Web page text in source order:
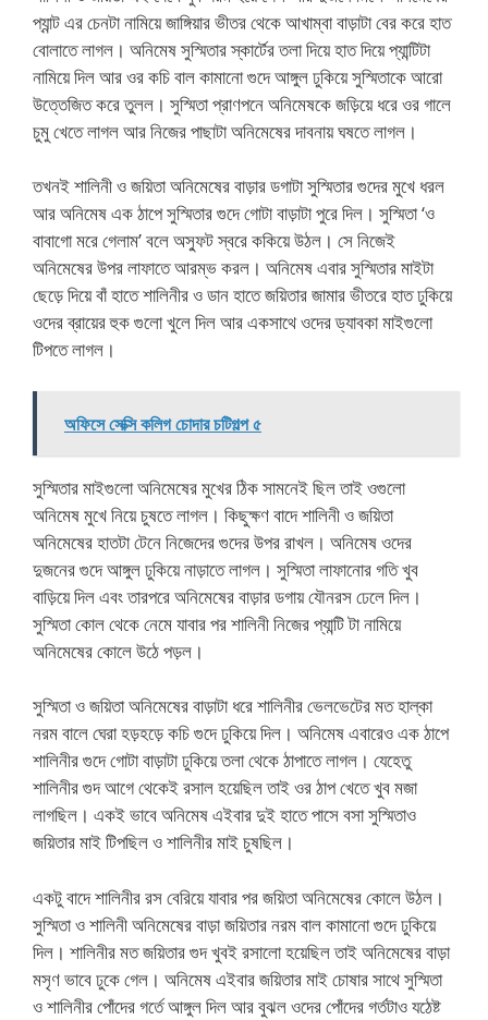
প্যান্ট এর চেনটা নামিয়ে জাঙ্গিয়ার ভীতর থেকে আখাম্বা বাড়াটা বের করে হাত
বোলাতে লাগল। অনিমেষ সুস্মিতার স্কার্টের তলা দিয়ে হাত দিয়ে প্যান্টিটা
নামিয়ে দিল আর ওর কচি বাল কামানো গুদে আঙ্গুল ঢুকিয়ে সুস্মিতাকে আরো
উত্তেজিত করে তুলল। সুস্মিতা প্রাণপনে অনিমেষকে জড়িয়ে ধরে ওর গালে
চুমু খেতে লাগল আর নিজের পাছাটা অনিমেষের দাবনায় ঘষতে লাগল।
তখনই শালিনী ও জয়িতা অনিমেষের বাড়ার ডগাটা সুস্মিতার গুদের মুখে ধরল
আর অনিমেষ এক ঠাপে সুস্মিতার গুদে গোটা বাড়াটা পুরে দিল। সুস্মিতা ‘ও
বাবাগো মরে গেলাম’ বলে অস্ফুট স্বরে ককিয়ে উঠল। সে নিজেই
অনিমেষের উপর লাফাতে আরম্ভ করল। অনিমেষ এবার সুস্মিতার মাইটা
ছেড়ে দিয়ে বাঁ হাতে শালিনীর ও ডান হাতে জয়িতার জামার ভীতরে হাত ঢুকিয়ে
ওদের ব্রায়ের হুক গুলো খুলে দিল আর একসাথে ওদের ড্যাবকা মাইগুলো
টিপতে লাগল।
অফিসে সেক্সি কলিগ চোদার চটিগল্প ৫
সুস্মিতার মাইগুলো অনিমেষের মুখের ঠিক সামনেই ছিল তাই ওগুলো
অনিমেষ মুখে নিয়ে চুষতে লাগল। কিছুক্ষণ বাদে শালিনী ও জয়িতা
অনিমেষের হাতটা টেনে নিজেদের গুদের উপর রাখল। অনিমেষ ওদের
দুজনের গুদে আঙ্গুল ঢুকিয়ে নাড়াতে লাগল। সুস্মিতা লাফানোর গতি খুব
বাড়িয়ে দিল এবং তারপরে অনিমেষের বাড়ার ডগায় যৌনরস ঢেলে দিল।
সুস্মিতা কোল থেকে নেমে যাবার পর শালিনী নিজের প্যান্টি টা নামিয়ে
অনিমেষের কোলে উঠে পড়ল।
সুস্মিতা ও জয়িতা অনিমেষের বাড়াটা ধরে শালিনীর ভেলভেটের মত হাল্কা
নরম বালে ঘেরা হড়হড়ে কচি গুদে ঢুকিয়ে দিল। অনিমেষ এবারেও এক ঠাপে
শালিনীর গুদে গোটা বাড়াটা ঢুকিয়ে তলা থেকে ঠাপাতে লাগল। যেহেতু
শালিনীর গুদ আগে থেকেই রসাল হয়েছিল তাই ওর ঠাপ খেতে খুব মজা
লাগছিল। একই ভাবে অনিমেষ এইবার দুই হাতে পাসে বসা সুস্মিতাও
জয়িতার মাই টিপছিল ও শালিনীর মাই চুষছিল।
একটু বাদে শালিনীর রস বেরিয়ে যাবার পর জয়িতা অনিমেষের কোলে উঠল।
সুস্মিতা ও শালিনী অনিমেষের বাড়া জয়িতার নরম বাল কামানো গুদে ঢুকিয়ে
দিল। শালিনীর মত জয়িতার গুদ খুবই রসালো হয়েছিল তাই অনিমেষের বাড়া
মসৃণ ভাবে ঢুকে গেল। অনিমেষ এইবার জয়িতার মাই চোষার সাথে সুস্মিতা
ও শালিনীর পোঁদের গর্তে আঙ্গুল দিল আর বুঝল ওদের পোঁদের গর্তটাও যঠেষ্ট